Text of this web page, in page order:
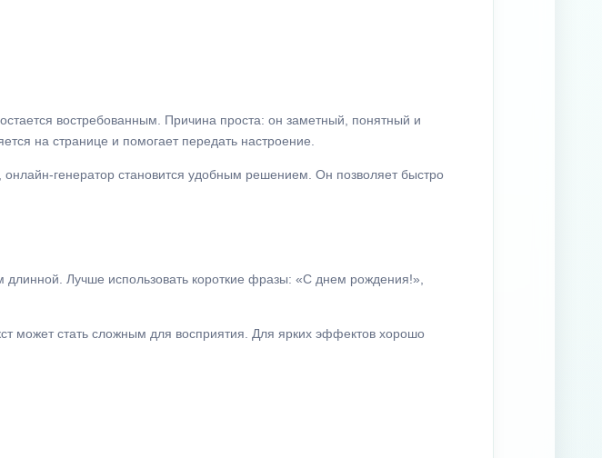
остается востребованным. Причина проста: он заметный, понятный и
на странице и помогает передать настроение.
генератор становится удобным решением. Он позволяет быстро
Лучше использовать короткие фразы: «С днем рождения!»,
может стать сложным для восприятия. Для ярких эффектов хорошо